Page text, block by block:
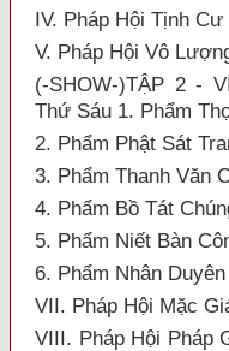
IV. Pháp Hội Tịnh
V. Pháp Hội Vô
(-SHOW-)TẬP 2 -
Thứ Sáu 1. Phẩm
2. Phẩm Phật Sát
3. Phẩm Thanh Văn
4. Phẩm Bồ Tát
5. Phẩm Niết Bàn
6. Phẩm Nhân
VII. Pháp Hội Mặc
VIII. Pháp Hội Pháp